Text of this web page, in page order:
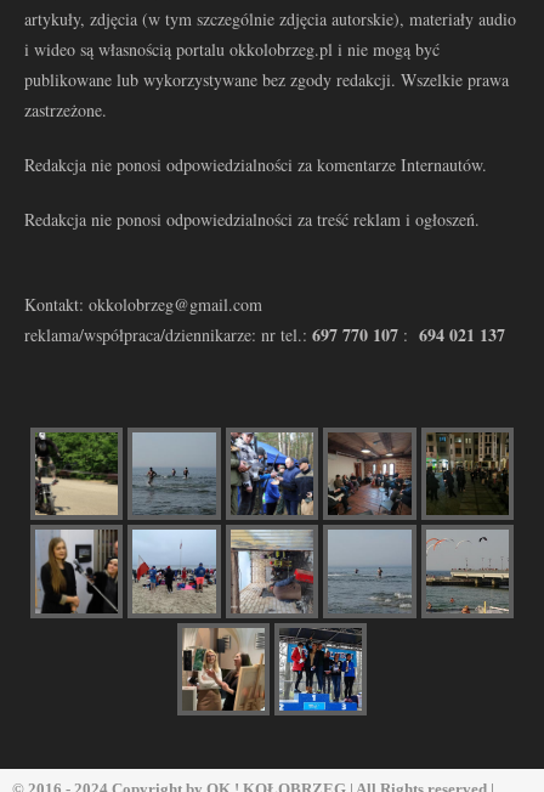
artykuły, zdjęcia (w tym szczególnie zdjęcia autorskie), materiały audio
i wideo są własnością portalu okkolobrzeg.pl i nie mogą być
publikowane lub wykorzystywane bez zgody redakcji. Wszelkie prawa
zastrzeżone.
Redakcja nie ponosi odpowiedzialności za komentarze Internautów.
Redakcja nie ponosi odpowiedzialności za treść reklam i ogłoszeń.
Kontakt: okkolobrzeg@gmail.com
reklama/współpraca/dziennikarze: nr tel.: 697 770 107 : 694 021 137